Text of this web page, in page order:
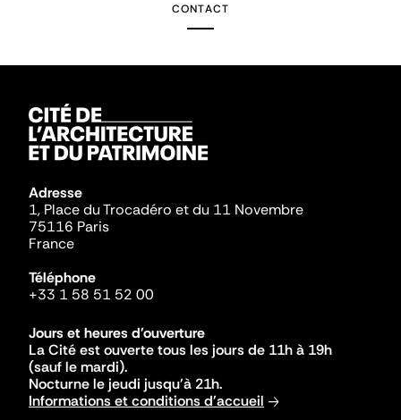
CONTACT
Adresse
1, Place du Trocadéro et du 11 Novembre
75116 Paris
France
Téléphone
+33 1 58 51 52 00
Jours et heures d'ouverture
La Cité est ouverte tous les jours de 11h à 19h
(sauf le mardi).
Nocturne le jeudi jusqu'à 21h.
Informations et conditions d'accueil